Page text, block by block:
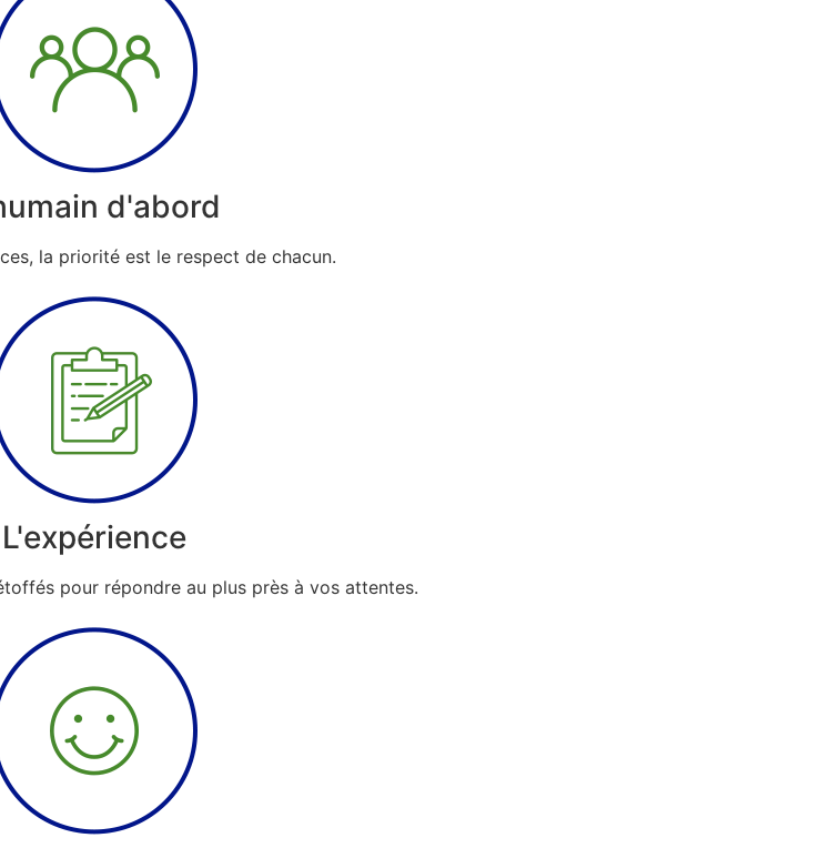
d'abord
la priorité est le respect de chacun.
L'expérience
pour répondre au plus près à vos attentes.